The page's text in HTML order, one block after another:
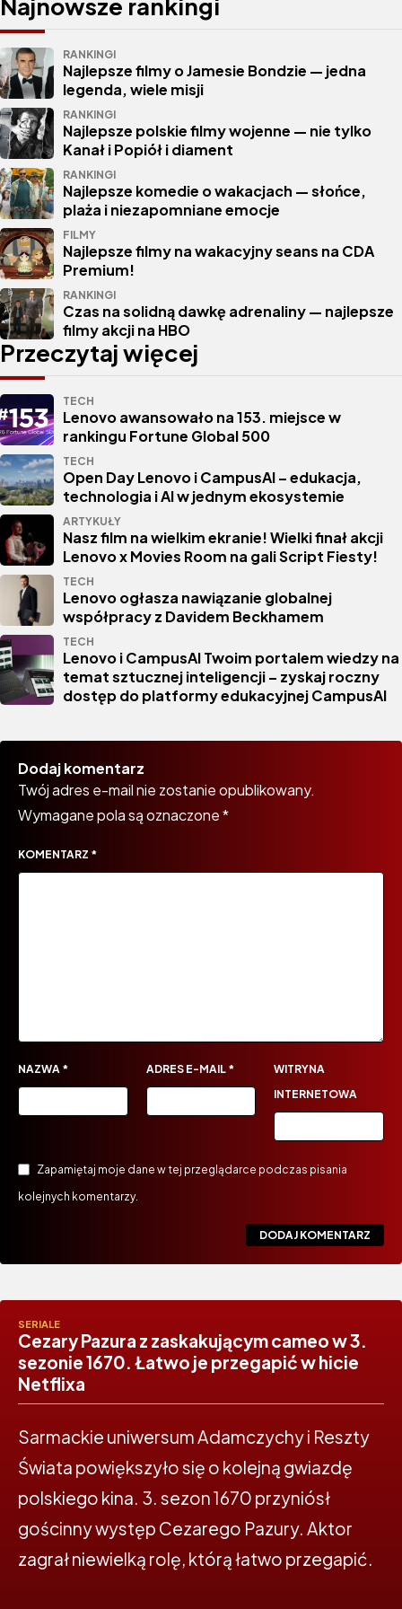
Najnowsze rankingi
RANKINGI
Najlepsze filmy o Jamesie Bondzie — jedna
legenda, wiele misji
RANKINGI
Najlepsze polskie filmy wojenne — nie tylko
Kanał i Popiół i diament
RANKINGI
Najlepsze komedie o wakacjach — słońce,
plaża i niezapomniane emocje
FILMY
Najlepsze filmy na wakacyjny seans na CDA
Premium!
RANKINGI
Czas na solidną dawkę adrenaliny — najlepsze
filmy akcji na HBO
Przeczytaj więcej
TECH
Lenovo awansowało na 153. miejsce w
rankingu Fortune Global 500
TECH
Open Day Lenovo i CampusAI – edukacja,
technologia i AI w jednym ekosystemie
ARTYKUŁY
Nasz film na wielkim ekranie! Wielki finał akcji
Lenovo x Movies Room na gali Script Fiesty!
TECH
Lenovo ogłasza nawiązanie globalnej
współpracy z Davidem Beckhamem
TECH
Lenovo i CampusAI Twoim portalem wiedzy na
temat sztucznej inteligencji – zyskaj roczny
dostęp do platformy edukacyjnej CampusAI
Dodaj komentarz
Twój adres e-mail nie zostanie opublikowany.
Wymagane pola są oznaczone*
KOMENTARZ *
NAZWA * ADRES E-MAIL *
WITRYNA
INTERNETOWA
Zapamiętaj moje dane w tej przeglądarce podczas pisania
kolejnych komentarzy.
SERIALE
Cezary Pazura z zaskakującym cameo w 3.
sezonie 1670. Łatwo je przegapić w hicie
Netflixa
Sarmackie uniwersum Adamczychy i Reszty
Świata powiększyło się o kolejną gwiazdę
polskiego kina. 3. sezon 1670 przyniósł
gościnny występ Cezarego Pazury. Aktor
zagrał niewielką rolę, którą łatwo przegapić.